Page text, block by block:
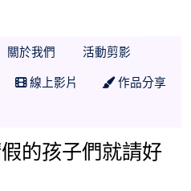
關於我們 活動剪影
線上影片 作品分享
的孩子們就請好